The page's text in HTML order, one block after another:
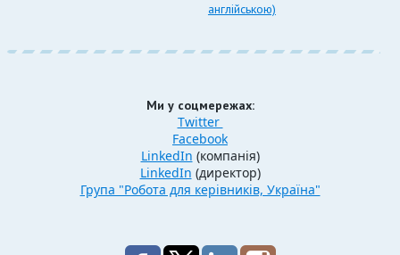
англійською)
Ми у соцмережах:
Twitter
Facebook
LinkedIn (компанія)
LinkedIn (директор)
Група "Робота для керівників, Україна"